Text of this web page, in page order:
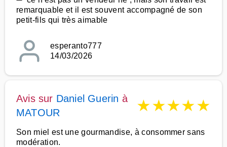
remarquable et il est souvent accompagné de son
petit-fils qui très aimable
esperanto777
14/03/2026
Avis sur Daniel Guerin à
MATOUR
★★★★★
Son miel est une gourmandise, à consommer sans
modération.